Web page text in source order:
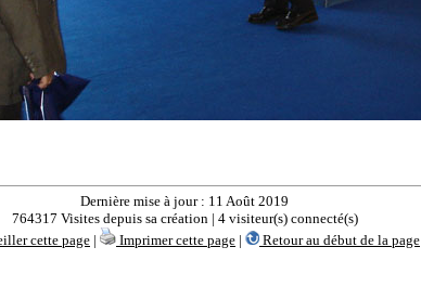
Dernière mise à jour : 11 Août 2019
764317 Visites depuis sa création | 4 visiteur(s) connecté(s)
cette page | Imprimer cette page | Retour au début de la page